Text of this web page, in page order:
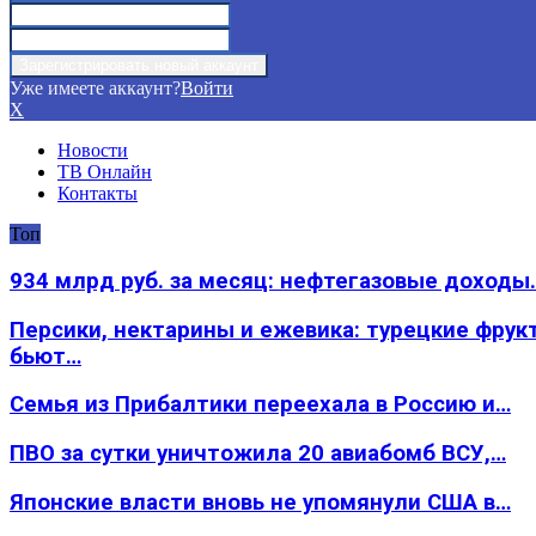
Уже имеете аккаунт?Войти
X
Новости
ТВ Онлайн
Контакты
Топ
934 млрд руб. за месяц: нефтегазовые
Персики, нектарины и ежевика: турецкие
бьют…
Семья из Прибалтики переехала в Россию и…
ПВО за сутки уничтожила 20 авиабомб ВСУ,…
Японские власти вновь не упомянули США в…